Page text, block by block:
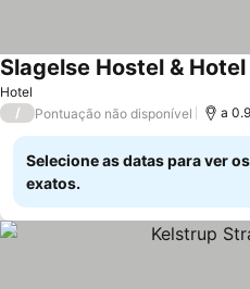
Hotel
Slagelse Hostel & Hotel
/ Pontuação não disponível a
Selecione as datas para ver
exatos.